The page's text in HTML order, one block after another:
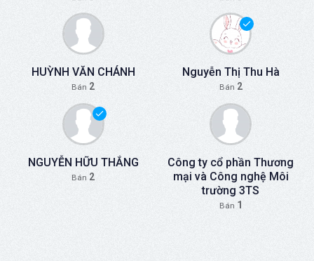
HUỲNH VĂN CHÁNH
Bán 2
Nguyễn Thị Thu Hà
Bán 2
NGUYỄN HỮU THẮNG
Bán 2
Công ty cổ phần Thương
mại và Công nghệ Môi
trường 3TS
Bán 1